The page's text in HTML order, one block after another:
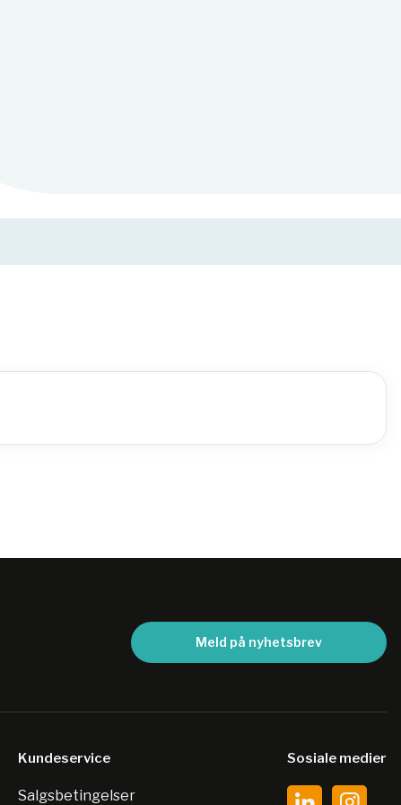
Meld på nyhetsbrev
Kundeservice
Salgsbetingelser
Sosiale medier